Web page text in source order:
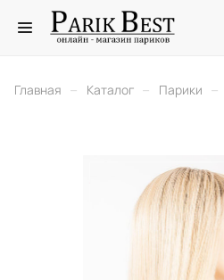
Главная – Каталог – Парики –